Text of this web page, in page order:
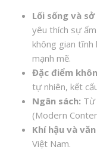
Lối sống và
yêu thích sự
không gian
mạnh mẽ.
Đặc điểm
tự nhiên, kết
Ngân sách: Từ
(Modern
Khí hậu và
Việt Nam.